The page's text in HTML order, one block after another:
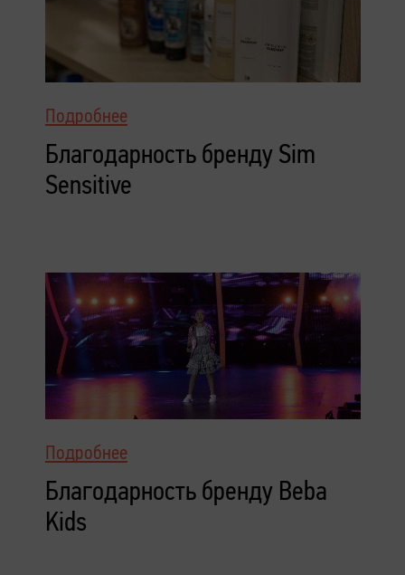
Подробнее
Благодарность бренду Sim
Sensitive
Подробнее
Благодарность бренду Beba
Kids